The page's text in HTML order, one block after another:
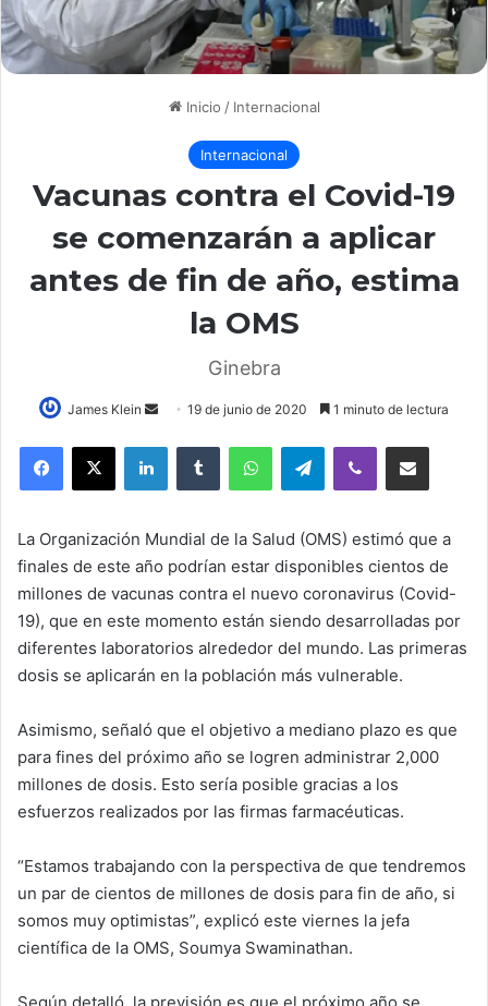
Inicio / Internacional
Internacional
Vacunas contra el Covid-19
se comenzarán a aplicar
antes de fin de año, estima
la OMS
Ginebra
James Klein
Send19 de junio de 2020 1 minuto de lectura
LinkedInTumblr WhatsAppTelegramViber Compartir por correo
La Organización Mundial de la Salud (OMS) estimó que a
finales de este año podrían estar disponibles cientos de
millones de vacunas contra el nuevo coronavirus (Covid-
19), que en este momento están siendo desarrolladas por
diferentes laboratorios alrededor del mundo. Las primeras
dosis se aplicarán en la población más vulnerable.
Asimismo, señaló que el objetivo a mediano plazo es que
para fines del próximo año se logren administrar 2,000
millones de dosis. Esto sería posible gracias a los
esfuerzos realizados por las firmas farmacéuticas.
“Estamos trabajando con la perspectiva de que tendremos
un par de cientos de millones de dosis para fin de año, si
somos muy optimistas”, explicó este viernes la jefa
científica de la OMS, Soumya Swaminathan.